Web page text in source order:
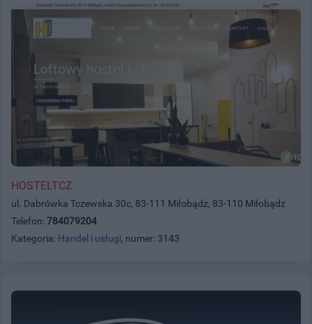
HOSTELTCZ
ul. Dabrówka Tczewska 30c, 83-111 Miłobądz, 83-110 Miłobądz
Telefon: 784079204
Kategoria: Handel i usługi, numer: 3143